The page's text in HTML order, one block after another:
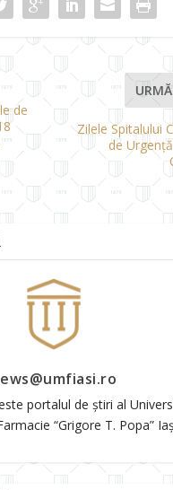
de
Zilele Spitalului
de
portalul de știri al
“Grigore T. Popa”